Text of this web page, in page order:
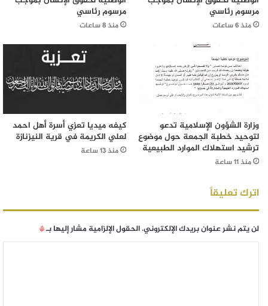
مرسوم رئاسي
منذ 6 ساعات
مرسوم رئاسي
منذ 8 ساعات
وزارة الشؤون الإسلامية تدعو
لتوحيد خطبة الجمعة حول موضوع
ترشيد استهلاك الموارد الطبيعية
منذ 11 ساعة
كيفه ميديا تعزي أسرة أهل احمد
لعلي الكريمة في قرية النيزنازة
منذ 13 ساعة
اترك تعليقاً
لن يتم نشر عنوان بريدك الإلكتروني.الحقول الإلزامية مشار إليها بـ*